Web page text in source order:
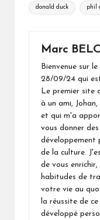
donald duck phil
Marc
Bienvenue sur
28/09/24 qui
Le premier site
à un ami,
et qui m'a
vous donner
développement
de la culture.
de vous
habitudes de
votre vie au
la réussite de
développé